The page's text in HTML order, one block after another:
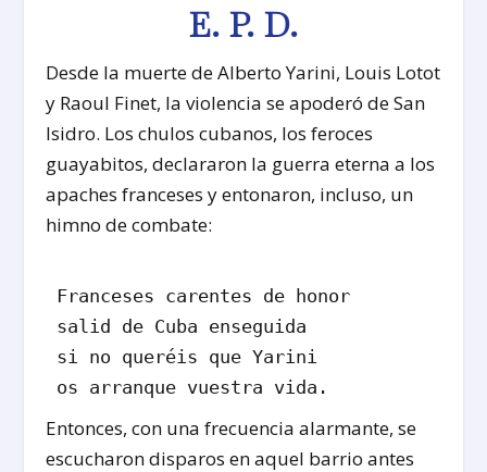
E. P. D.
Desde la muerte de Alberto Yarini, Louis Lotot
y Raoul Finet, la violencia se apoderó de San
Isidro. Los chulos cubanos, los feroces
guayabitos, declararon la guerra eterna a los
apaches franceses y entonaron, incluso, un
himno de combate:
Franceses carentes de honor
salid de Cuba enseguida
si no queréis que Yarini
os arranque vuestra vida.
Entonces, con una frecuencia alarmante, se
escucharon disparos en aquel barrio antes